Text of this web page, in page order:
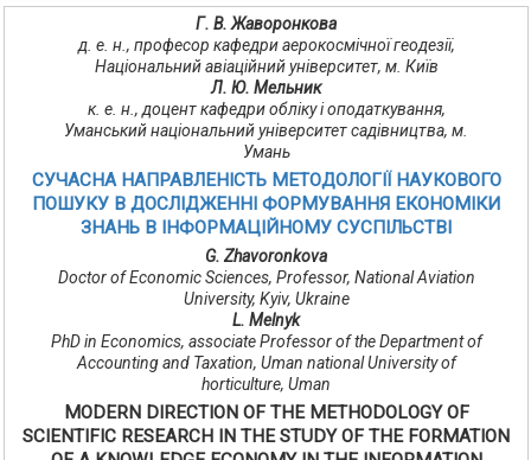
Г. В. Жаворонкова
д. е. н., професор кафедри аерокосмічної геодезії,
Національний авіаційний університет, м. Київ
Л. Ю. Мельник
к. е. н., доцент кафедри обліку і оподаткування,
Уманський національний університет садівництва, м.
Умань
СУЧАСНА НАПРАВЛЕНІСТЬ МЕТОДОЛОГІЇ НАУКОВОГО
ПОШУКУ В ДОСЛІДЖЕННІ ФОРМУВАННЯ ЕКОНОМІКИ
ЗНАНЬ В ІНФОРМАЦІЙНОМУ СУСПІЛЬСТВІ
G. Zhavoronkova
Doctor of Economic Sciences, Professor, National Aviation
University, Kyiv, Ukraine
L. Melnyk
PhD in Economics, associate Professor of the Department of
Accounting and Taxation, Uman national University of
horticulture, Uman
MODERN DIRECTION OF THE METHODOLOGY OF
SCIENTIFIC RESEARCH IN THE STUDY OF THE FORMATION